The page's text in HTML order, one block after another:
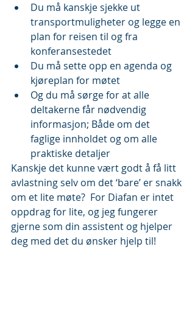
Du må kanskje sjekke ut
transportmuligheter og legge en
plan for reisen til og fra
konferansestedet
Du må sette opp en agenda og
kjøreplan for møtet
Og du må sørge for at alle
deltakerne får nødvendig
informasjon; Både om det
faglige innholdet og om alle
praktiske detaljer
Kanskje det kunne vært godt å få litt
avlastning selv om det ‘bare’ er snakk
om et lite møte?  For Diafan er intet
oppdrag for lite, og jeg fungerer
gjerne som din assistent og hjelper
deg med det du ønsker hjelp til!